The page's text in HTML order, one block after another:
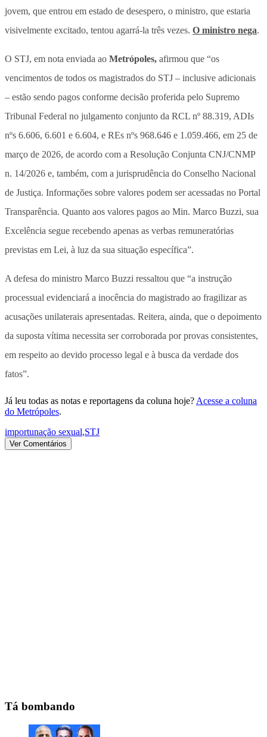
jovem, que entrou em estado de desespero, o ministro, que estaria
visivelmente excitado, tentou agarrá-la três vezes. O ministro nega.
O STJ, em nota enviada ao Metrópoles, afirmou que “os
vencimentos de todos os magistrados do STJ – inclusive adicionais
– estão sendo pagos conforme decisão proferida pelo Supremo
Tribunal Federal no julgamento conjunto da RCL nº 88.319, ADIs
nºs 6.606, 6.601 e 6.604, e REs nºs 968.646 e 1.059.466, em 25 de
março de 2026, de acordo com a Resolução Conjunta CNJ/CNMP
n. 14/2026 e, também, com a jurisprudência do Conselho Nacional
de Justiça. Informações sobre valores podem ser acessadas no Portal
Transparência. Quanto aos valores pagos ao Min. Marco Buzzi, sua
Excelência segue recebendo apenas as verbas remuneratórias
previstas em Lei, à luz da sua situação específica”.
A defesa do ministro Marco Buzzi ressaltou que “a instrução
processual evidenciará a inocência do magistrado ao fragilizar as
acusações unilaterais apresentadas. Reitera, ainda, que o depoimento
da suposta vítima necessita ser corroborada por provas consistentes,
em respeito ao devido processo legal e à busca da verdade dos
fatos”.
Já leu todas as notas e reportagens da coluna hoje? Acesse a coluna
do Metrópoles.
importunação sexual,STJ
Ver Comentários
Tá bombando